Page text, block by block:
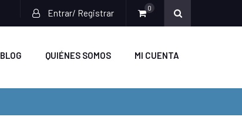
Entrar/ Registrar 0
BLOG QUIÉNES SOMOS MI CUENTA